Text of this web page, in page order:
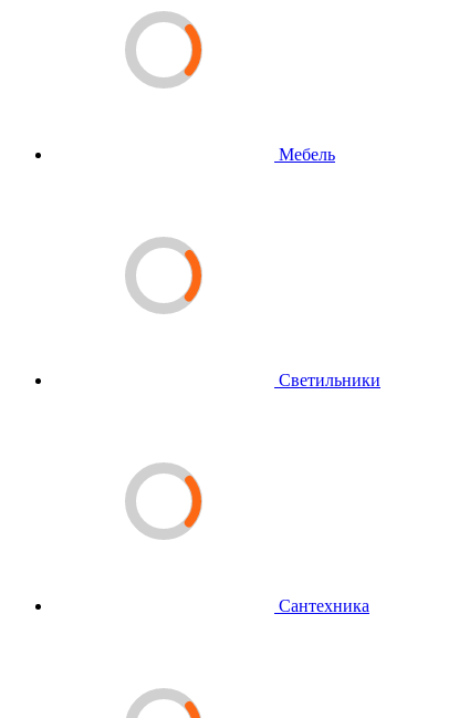
Мебель
Светильники
Сантехника